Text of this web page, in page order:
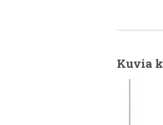
Kuvia